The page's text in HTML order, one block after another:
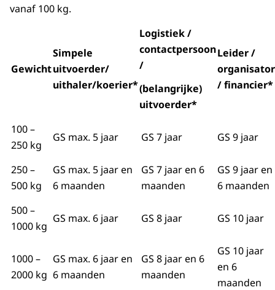
vanaf 100 kg.
Gewicht
Simpele
uitvoerder/
uithaler/koerier*
Logistiek /
contactpersoon
/
(belangrijke)
uitvoerder*
Leider /
organisator
/ financier*
100 –
250 kg
GS max. 5 jaar GS 7 jaar GS 9 jaar
250 –
500 kg
GS max. 5 jaar en
6 maanden
GS 7 jaar en 6
maanden
GS 9 jaar en
6 maanden
500 –
1000 kg
GS max. 6 jaar GS 8 jaar GS 10 jaar
1000 –
2000 kg
GS max. 6 jaar en
6 maanden
GS 8 jaar en 6
maanden
GS 10 jaar
en 6
maanden